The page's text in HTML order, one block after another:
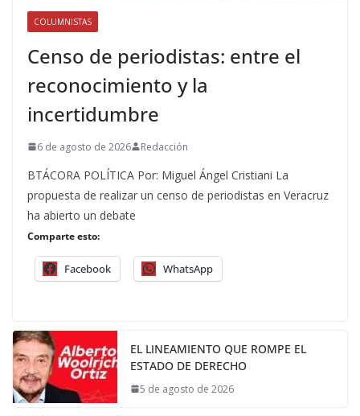
COLUMNISTAS
Censo de periodistas: entre el
reconocimiento y la
incertidumbre
6 de agosto de 2026 Redacción
BTÁCORA POLÍTICA Por: Miguel Ángel Cristiani La
propuesta de realizar un censo de periodistas en Veracruz
ha abierto un debate
Comparte esto:
Facebook WhatsApp
EL LINEAMIENTO QUE ROMPE EL
ESTADO DE DERECHO
5 de agosto de 2026